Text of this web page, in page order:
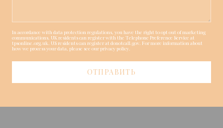
In accordance with data protection regulations, you have the right to opt out of marketing
communications. UK residents can register with the Telephone Preference Service at
tpsonline.org.uk. US residents can register at donotcall.gov. For more information about
how we process your data, please see ourprivacy policy.